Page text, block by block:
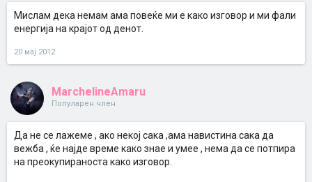
Mислам дека немам ама повеќе ми е како изговор и ми фали
енергија на крајот од денот.
20 мај 2012
MarchelineAmaru
Популарен член
Да не се лажеме , ако некој сака ,ама навистина сака да
вежба , ќе најде време како знае и умее , нема да се потпира
на преокупираноста како изговор.